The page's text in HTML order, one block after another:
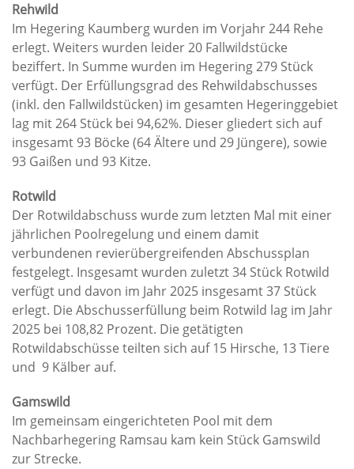
Rehwild
Im Hegering Kaumberg wurden im Vorjahr 244 Rehe
erlegt. Weiters wurden leider 20 Fallwildstücke
beziffert. In Summe wurden im Hegering 279 Stück
verfügt. Der Erfüllungsgrad des Rehwildabschusses
(inkl. den Fallwildstücken) im gesamten Hegeringgebiet
lag mit 264 Stück bei 94,62%. Dieser gliedert sich auf
insgesamt 93 Böcke (64 Ältere und 29 Jüngere), sowie
93 Gaißen und 93 Kitze.
Rotwild
Der Rotwildabschuss wurde zum letzten Mal mit einer
jährlichen Poolregelung und einem damit
verbundenen revierübergreifenden Abschussplan
festgelegt. Insgesamt wurden zuletzt 34 Stück Rotwild
verfügt und davon im Jahr 2025 insgesamt 37 Stück
erlegt. Die Abschusserfüllung beim Rotwild lag im Jahr
2025 bei 108,82 Prozent. Die getätigten
Rotwildabschüsse teilten sich auf 15 Hirsche, 13 Tiere
und 9 Kälber auf.
Gamswild
Im gemeinsam eingerichteten Pool mit dem
Nachbarhegering Ramsau kam kein Stück Gamswild
zur Strecke.